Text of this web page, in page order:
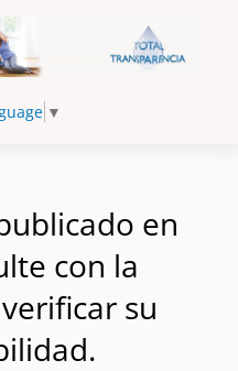
▼
en
con la
su